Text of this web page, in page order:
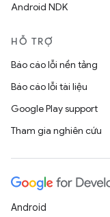
Android NDK
HỖ TRỢ
Báo cáo lỗi nền tảng
Báo cáo lỗi tài liệu
Google Play support
Tham gia nghiên cứu
Android